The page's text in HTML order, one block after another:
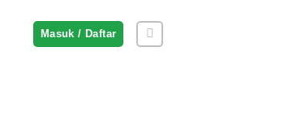
Masuk / Daftar